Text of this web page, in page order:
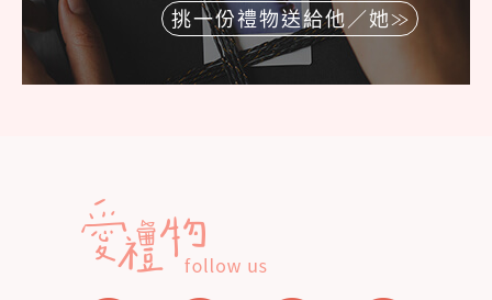
挑一份禮物送給他／她